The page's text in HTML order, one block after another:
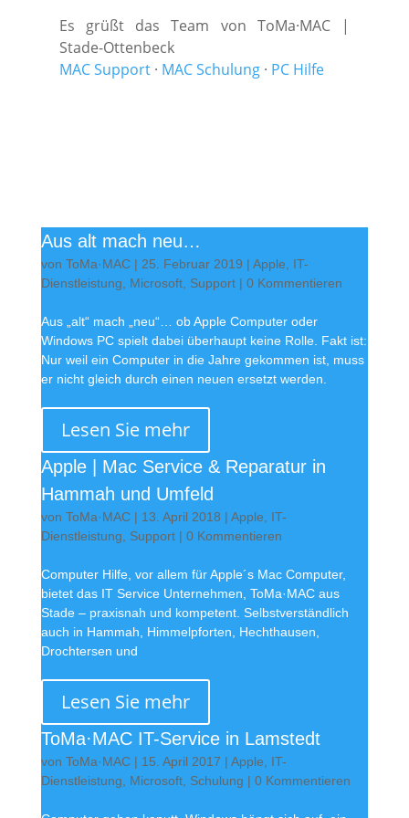
Es grüßt das Team von ToMa·MAC |
Stade-Ottenbeck
MAC Support· MAC Schulung· PC Hilfe
Aus alt mach neu…
von ToMa·MAC| 25. Februar 2019 | Apple
IT-
Dienstleistung
Microsoft, Support| 0 Kommentieren
Aus „alt“ mach „neu“… ob Apple Computer oder
Windows PC spielt dabei überhaupt keine Rolle. Fakt ist:
Nur weil ein Computer in die Jahre gekommen ist, muss
er nicht gleich durch einen neuen ersetzt werden.
Lesen Sie mehr
Apple | Mac Service & Reparatur in
Hammah und Umfeld
von ToMa·MAC| 13. April 2018 | Apple
IT-
Dienstleistung
Support| 0 Kommentieren
Computer Hilfe, vor allem für Apple´s Mac Computer,
bietet das IT Service Unternehmen, ToMa·MAC aus
Stade – praxisnah und kompetent. Selbstverständlich
auch in Hammah, Himmelpforten, Hechthausen,
Drochtersen und
Lesen Sie mehr
ToMa·MAC IT-Service in Lamstedt
von ToMa·MAC| 15. April 2017 | Apple
IT-
Dienstleistung
Microsoft, Schulung | 0 Kommentieren